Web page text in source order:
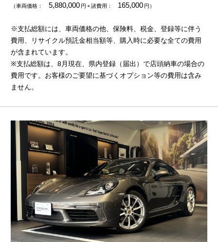
（車両価格： 5,880,000円+ 諸費用： 165,000円）
※支払総額には、車両価格の他、保険料、税金、登録等に伴う
費用、リサイクル預託金相当額等、購入時に必要な全ての費用
が含まれています。
※支払総額は、8月現在、県内登録（届出）で店頭納車の場合の
費用です。お客様のご要望に基づくオプション等の費用は含み
ません。